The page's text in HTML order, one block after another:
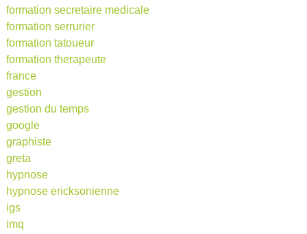
formation secretaire medicale
formation serrurier
formation tatoueur
formation therapeute
france
gestion
gestion du temps
google
graphiste
greta
hypnose
hypnose ericksonienne
igs
imq